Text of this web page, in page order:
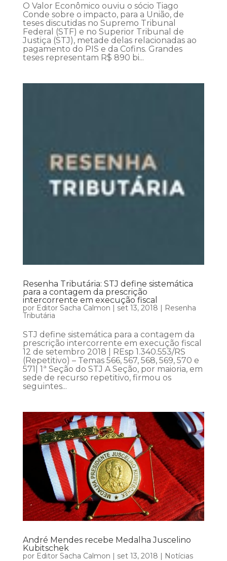
O Valor Econômico ouviu o sócio Tiago
Conde sobre o impacto, para a União, de
teses discutidas no Supremo Tribunal
Federal (STF) e no Superior Tribunal de
Justiça (STJ), metade delas relacionadas ao
pagamento do PIS e da Cofins. Grandes
teses representam R$ 890 bi...
Resenha Tributária: STJ define sistemática
para a contagem da prescrição
intercorrente em execução fiscal
por Editor Sacha Calmon | set 13, 2018 | Resenha
Tributária
STJ define sistemática para a contagem da
prescrição intercorrente em execução fiscal
12 de setembro 2018 | REsp 1.340.553/RS
(Repetitivo) – Temas 566, 567, 568, 569, 570 e
571| 1ª Seção do STJ A Seção, por maioria, em
sede de recurso repetitivo, firmou os
seguintes...
André Mendes recebe Medalha Juscelino
Kubitschek
por Editor Sacha Calmon | set 13, 2018 | Notícias